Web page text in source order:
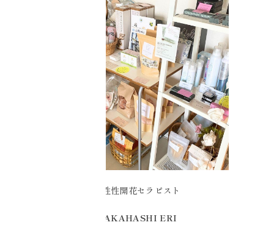
女性性開花セラピスト
TAKAHASHI ERI